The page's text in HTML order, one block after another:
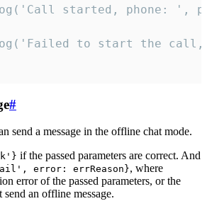
started, phone: ',
to start the
#
send a message in the offline chat mode.
if the passed parameters are correct. And
error: errReason}, where
error of the passed parameters, or the
an offline message.